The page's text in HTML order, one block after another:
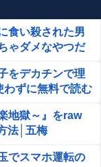
食い殺された男
ゃダメなやつだ
をデカチンで理
ずに無料で読む
地獄～』をraw
法│五梅
でスマホ運転の